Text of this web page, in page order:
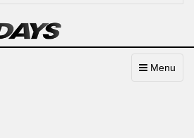
Toggle
Menu